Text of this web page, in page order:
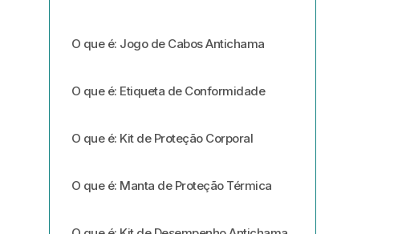
O que é: Jogo de Cabos Antichama
O que é: Etiqueta de Conformidade
O que é: Kit de Proteção Corporal
O que é: Manta de Proteção Térmica